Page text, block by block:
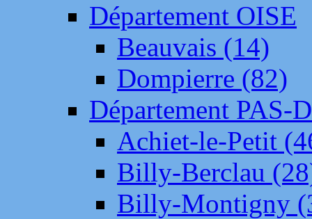
Département OISE
Beauvais (14)
Dompierre (82)
Département PAS-
Achiet-le-Petit
Billy-Berclau
Billy-Montigny